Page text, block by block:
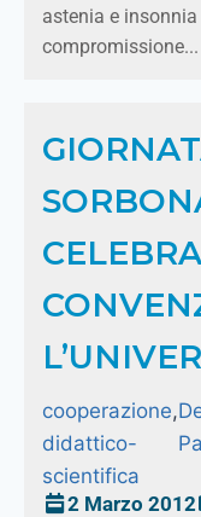
astenia e
compromissione...
cooperazione
didattico-
scientifica
,
2 Marzo 2012